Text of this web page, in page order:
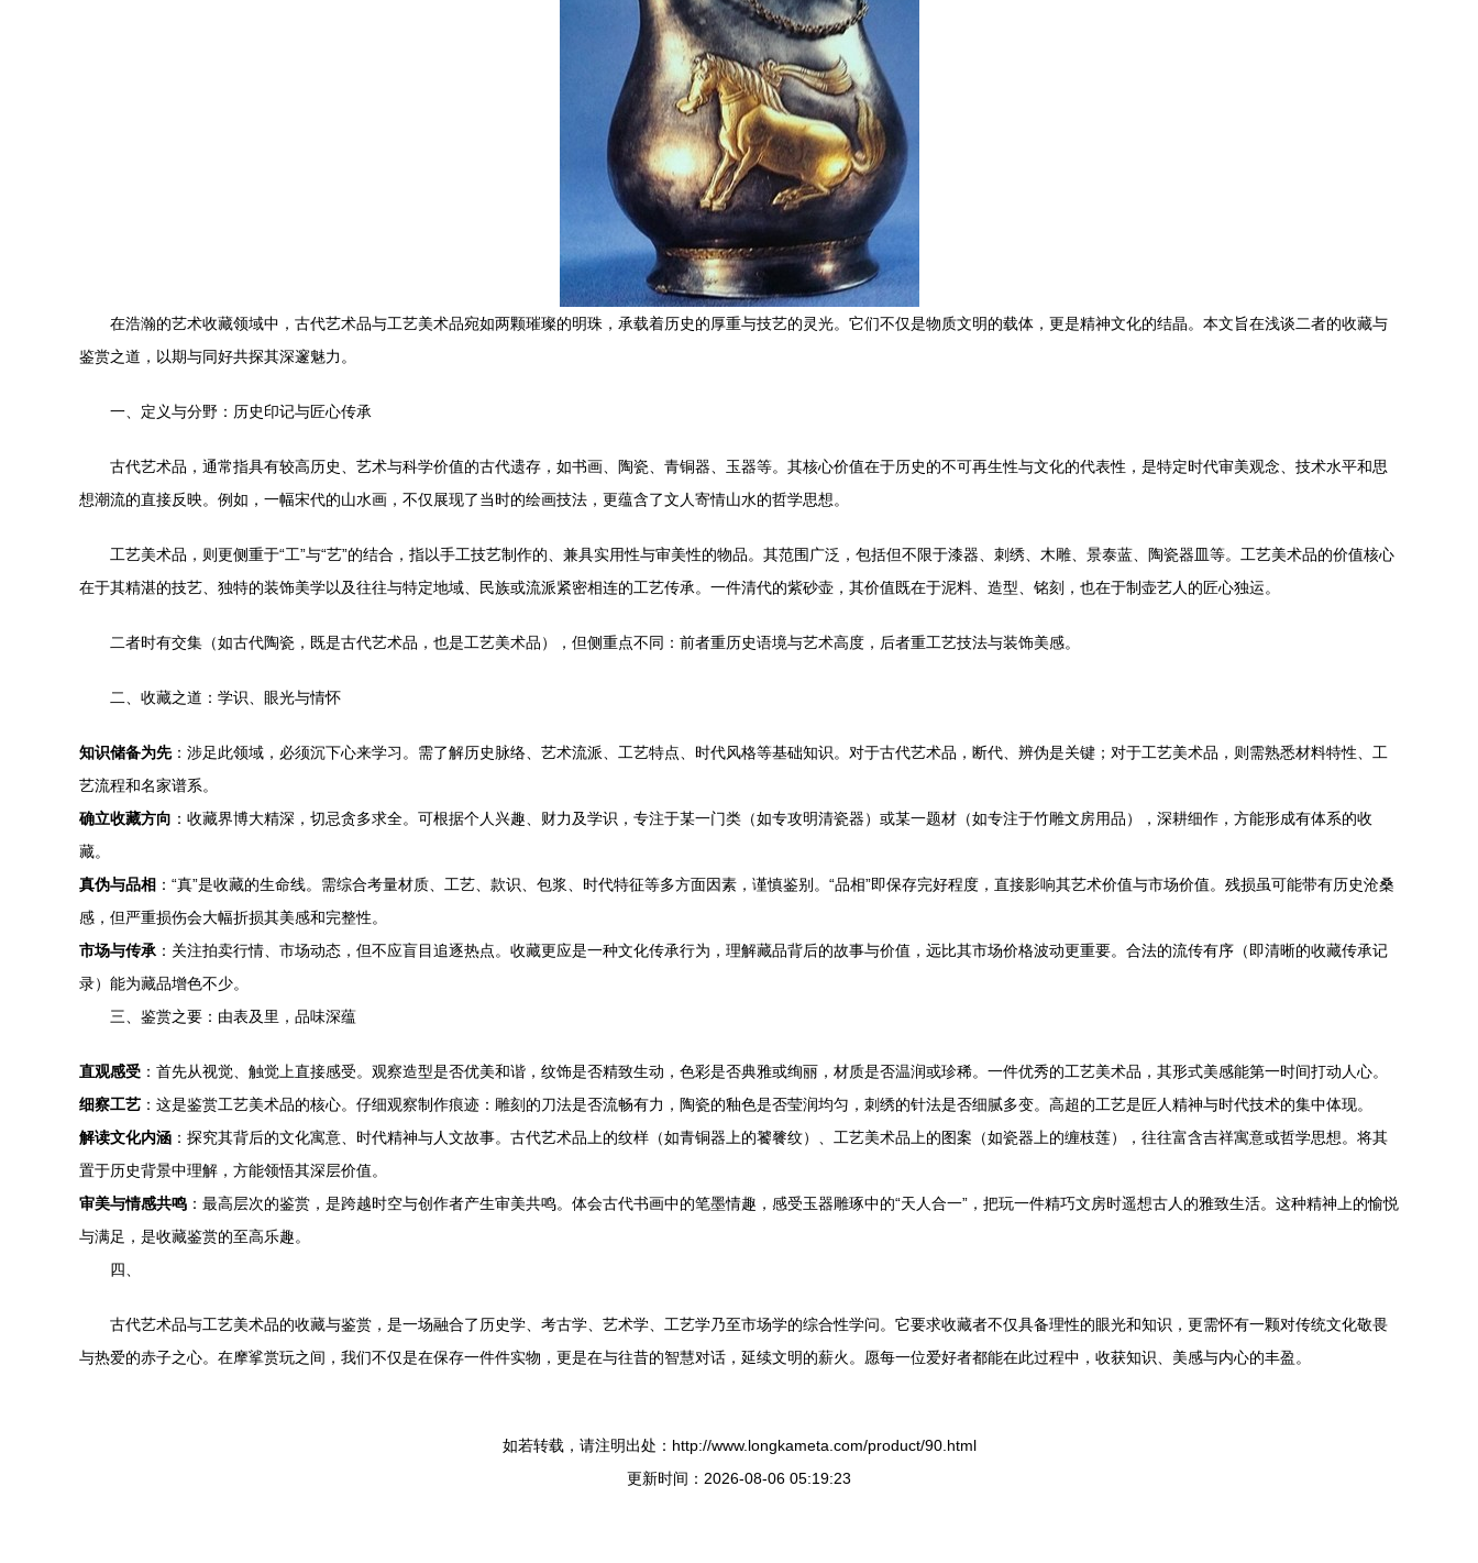
在浩瀚的艺术收藏领域中，古代艺术品与工艺美术品宛如两颗璀璨的明珠，承载着历史的厚重与技艺的灵光。它们不仅是物质文明的载体，更是精神文化的结晶。本文旨在浅谈二者的收藏与
鉴赏之道，以期与同好共探其深邃魅力。
一、定义与分野：历史印记与匠心传承
古代艺术品，通常指具有较高历史、艺术与科学价值的古代遗存，如书画、陶瓷、青铜器、玉器等。其核心价值在于历史的不可再生性与文化的代表性，是特定时代审美观念、技术水平和思
想潮流的直接反映。例如，一幅宋代的山水画，不仅展现了当时的绘画技法，更蕴含了文人寄情山水的哲学思想。
工艺美术品，则更侧重于“工”与“艺”的结合，指以手工技艺制作的、兼具实用性与审美性的物品。其范围广泛，包括但不限于漆器、刺绣、木雕、景泰蓝、陶瓷器皿等。工艺美术品的价值核心
在于其精湛的技艺、独特的装饰美学以及往往与特定地域、民族或流派紧密相连的工艺传承。一件清代的紫砂壶，其价值既在于泥料、造型、铭刻，也在于制壶艺人的匠心独运。
二者时有交集（如古代陶瓷，既是古代艺术品，也是工艺美术品），但侧重点不同：前者重历史语境与艺术高度，后者重工艺技法与装饰美感。
二、收藏之道：学识、眼光与情怀
知识储备为先：涉足此领域，必须沉下心来学习。需了解历史脉络、艺术流派、工艺特点、时代风格等基础知识。对于古代艺术品，断代、辨伪是关键；对于工艺美术品，则需熟悉材料特性、工
艺流程和名家谱系。
确立收藏方向 ：收藏界博大精深，切忌贪多求全。可根据个人兴趣、财力及学识，专注于某一门类（如专攻明清瓷器）或某一题材（如专注于竹雕文房用品），深耕细作，方能形成有体系的收
藏。
真伪与品相 ：“真”是收藏的生命线。需综合考量材质、工艺、款识、包浆、时代特征等多方面因素，谨慎鉴别。“品相”即保存完好程度，直接影响其艺术价值与市场价值。残损虽可能带有历史沧桑
感，但严重损伤会大幅折损其美感和完整性。
市场与传承 ：关注拍卖行情、市场动态，但不应盲目追逐热点。收藏更应是一种文化传承行为，理解藏品背后的故事与价值，远比其市场价格波动更重要。合法的流传有序（即清晰的收藏传承记
录）能为藏品增色不少。
三、鉴赏之要：由表及里，品味深蕴
直观感受 ：首先从视觉、触觉上直接感受。观察造型是否优美和谐，纹饰是否精致生动，色彩是否典雅或绚丽，材质是否温润或珍稀。一件优秀的工艺美术品，其形式美感能第一时间打动人心。
细察工艺 ：这是鉴赏工艺美术品的核心。仔细观察制作痕迹：雕刻的刀法是否流畅有力，陶瓷的釉色是否莹润均匀，刺绣的针法是否细腻多变。高超的工艺是匠人精神与时代技术的集中体现。
解读文化内涵 ：探究其背后的文化寓意、时代精神与人文故事。古代艺术品上的纹样（如青铜器上的饕餮纹）、工艺美术品上的图案（如瓷器上的缠枝莲），往往富含吉祥寓意或哲学思想。将其
置于历史背景中理解，方能领悟其深层价值。
审美与情感共鸣 ：最高层次的鉴赏，是跨越时空与创作者产生审美共鸣。体会古代书画中的笔墨情趣，感受玉器雕琢中的“天人合一”，把玩一件精巧文房时遥想古人的雅致生活。这种精神上的愉悦
与满足，是收藏鉴赏的至高乐趣。
四、
古代艺术品与工艺美术品的收藏与鉴赏，是一场融合了历史学、考古学、艺术学、工艺学乃至市场学的综合性学问。它要求收藏者不仅具备理性的眼光和知识，更需怀有一颗对传统文化敬畏
与热爱的赤子之心。在摩挲赏玩之间，我们不仅是在保存一件件实物，更是在与往昔的智慧对话，延续文明的薪火。愿每一位爱好者都能在此过程中，收获知识、美感与内心的丰盈。
如若转载，请注明出处：http://www.longkameta.com/product/90.html
更新时间：2026-08-06 05:19:23